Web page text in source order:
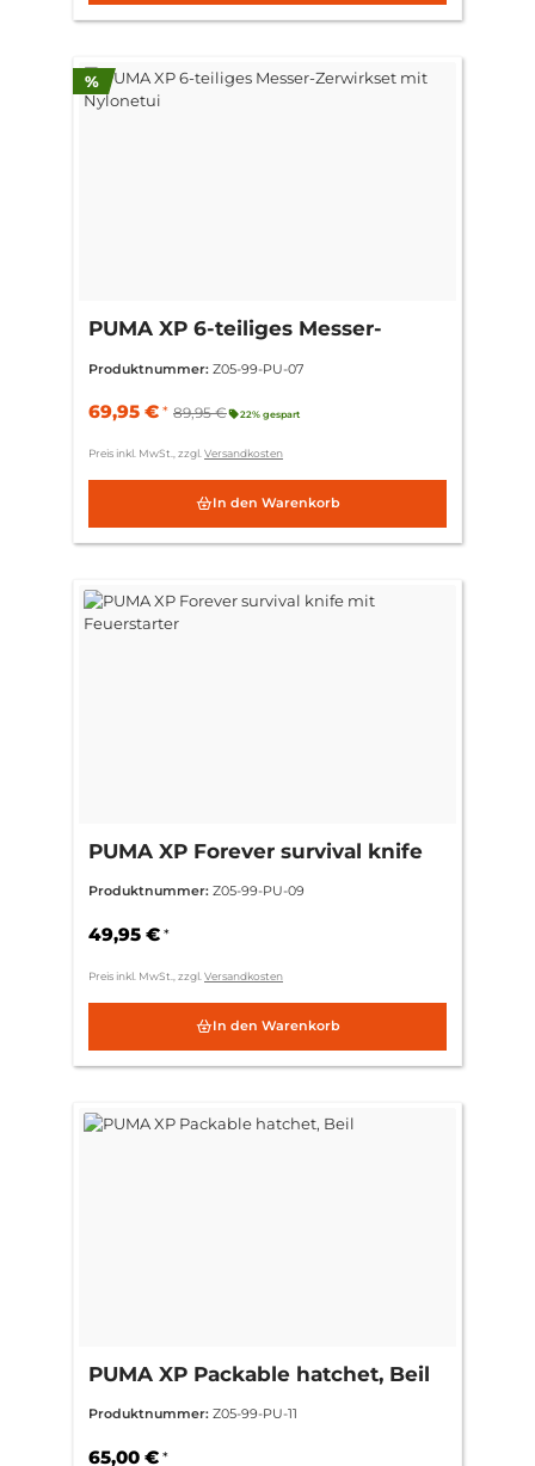
%Rabatt
PUMA XP 6-teiliges Messer-
Produktnummer: Z05-99-PU-07
69,95 € * 89,95 € 22% gespart
Preis inkl. MwSt., zzgl. Versandkosten
In den Warenkorb
PUMA XP Forever survival knife
Produktnummer: Z05-99-PU-09
49,95 € *
Preis inkl. MwSt., zzgl. Versandkosten
In den Warenkorb
PUMA XP Packable hatchet, Beil
Produktnummer: Z05-99-PU-11
65,00 € *